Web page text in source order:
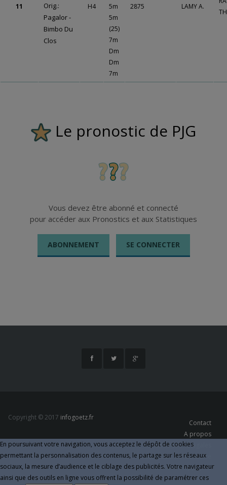
11
Orig.:
Pagalor -
Bimbo Du
Clos
H4
5m
5m
(25)
7m
Dm
Dm
7m
2875 LAMY A.
Le pronostic de PJG
Vous devez être abonné et connecté
pour accéder aux Pronostics et aux Statistiques
ABONNEMENT SE CONNECTER
Copyright © 2017 infogoetz.fr
Contact
A propos
Informations légales
Politique de Confidentialité
Données hippiques
En poursuivant votre navigation, vous acceptez le dépôt de cookies
permettant la personnalisation des contenus, le partage sur les réseaux
sociaux, la mesure d’audience et le ciblage des publicités. Votre navigateur
ainsi que des outils en ligne vous offrent la possibilité de paramétrer ces